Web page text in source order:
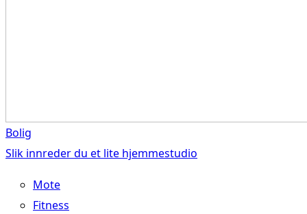
Bolig
Slik innreder du et lite hjemmestudio
Mote
Fitness